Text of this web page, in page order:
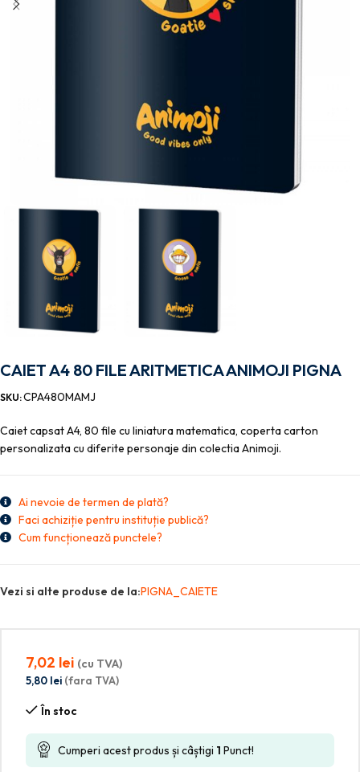
CAIET A4 80 FILE ARITMETICA ANIMOJI PIGNA
SKU:CPA480MAMJ
Caiet capsat A4, 80 file cu liniatura matematica, coperta carton
personalizata cu diferite personaje din colectia Animoji.
Ai nevoie de termen de plată?
Faci achiziție pentru instituție publică?
Cum funcționează punctele?
Vezi si alte produse de la:PIGNA_CAIETE
7,02 lei (cu TVA)
5,80 lei (fara TVA)
În stoc
Cumperi acest produs și câștigi 1 Punct!